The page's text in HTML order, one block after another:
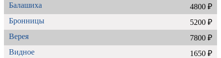
Балашиха
4800 ₽
Бронницы
5200 ₽
Верея
7800 ₽
Видное
1650 ₽